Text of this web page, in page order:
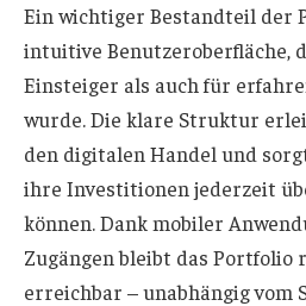
Ein wichtiger Bestandteil der
intuitive Benutzeroberfläche,
Einsteiger als auch für
wurde. Die klare Struktur
den digitalen Handel und
ihre Investitionen jederzeit
können. Dank mobiler
Zugängen bleibt das Portfolio
erreichbar – unabhängig vom